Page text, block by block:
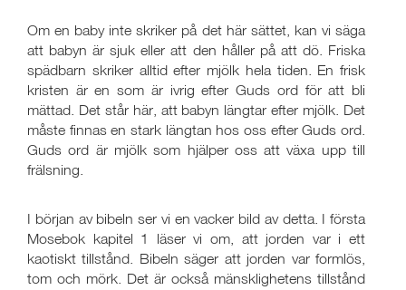
Om en baby inte skriker på det här sättet, kan vi säga
att babyn är sjuk eller att den håller på att dö. Friska
spädbarn skriker alltid efter mjölk hela tiden. En frisk
kristen är en som är ivrig efter Guds ord för att bli
mättad. Det står här, att babyn längtar efter mjölk. Det
måste finnas en stark längtan hos oss efter Guds ord.
Guds ord är mjölk som hjälper oss att växa upp till
frälsning.
I början av bibeln ser vi en vacker bild av detta. I första
Mosebok kapitel 1 läser vi om, att jorden var i ett
kaotiskt tillstånd. Bibeln säger att jorden var formlös,
tom och mörk. Det är också mänsklighetens tillstånd